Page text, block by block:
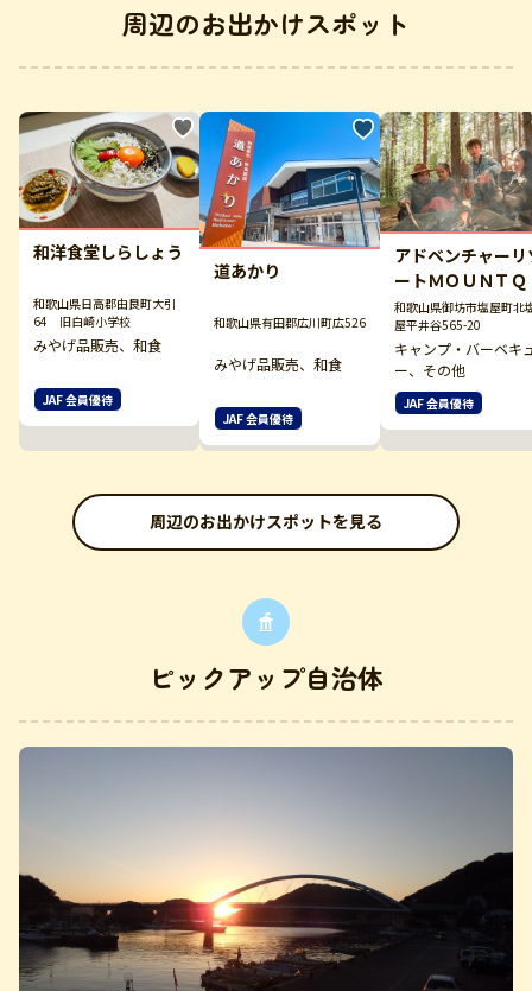
周辺のお出かけスポット
和洋食堂しらしょう
和歌山県日高郡由良町大引
64 旧白崎小学校
みやげ品販売、和食
JAF 会員優待
道あかり
和歌山県有田郡広川町広526
みやげ品販売、和食
JAF 会員優待
アドベンチャーリ
ートＭＯＵＮＴＱ
和歌山県御坊市塩屋町北
屋平井谷565-20
キャンプ・バーベキ
ー、その他
JAF 会員優待
周辺のお出かけスポットを見る
ピックアップ自治体